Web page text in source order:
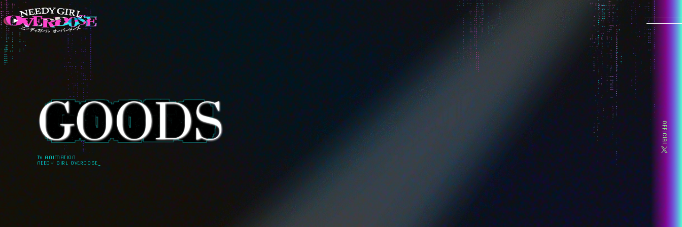
OFFICIAL
HOME
NEWS
ON AIR
MOVIE
INTRODUCTION
CHARACTER
-超絶最かわてんしちゃん
TV ANIMATION
NEEDY GIRL OVERDOSE_